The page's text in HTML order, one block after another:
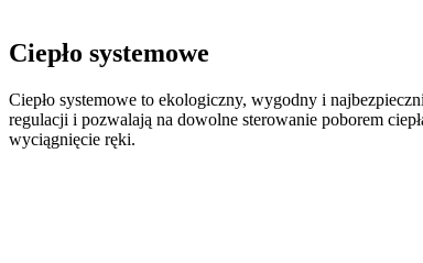
Ciepło systemowe
Ciepło systemowe to ekologiczny, wygodny i
regulacji i pozwalają na dowolne sterowanie poborem
wyciągnięcie ręki.